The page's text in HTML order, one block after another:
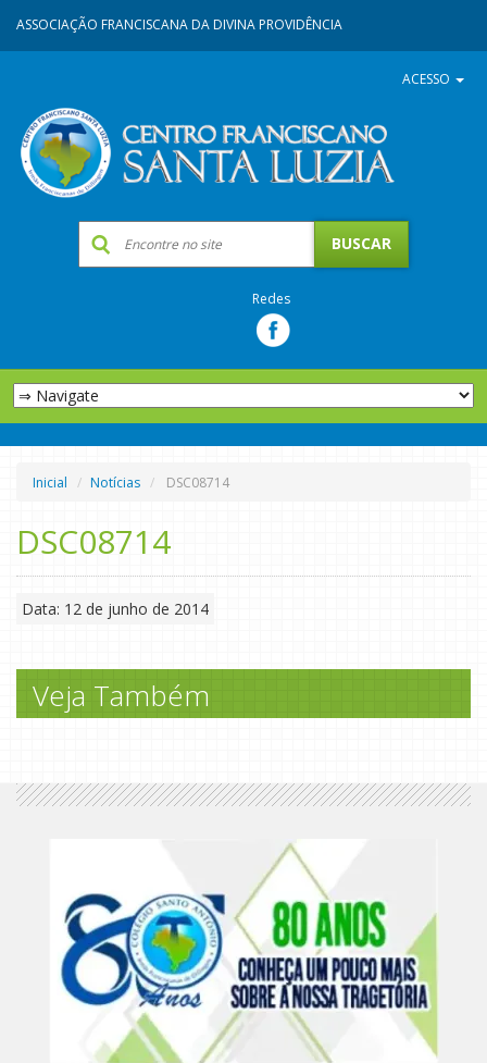
ASSOCIAÇÃO FRANCISCANA DA DIVINA PROVIDÊNCIA
ACESSO
Redes
Inicial Notícias DSC08714
DSC08714
Data: 12 de junho de 2014
Veja Também